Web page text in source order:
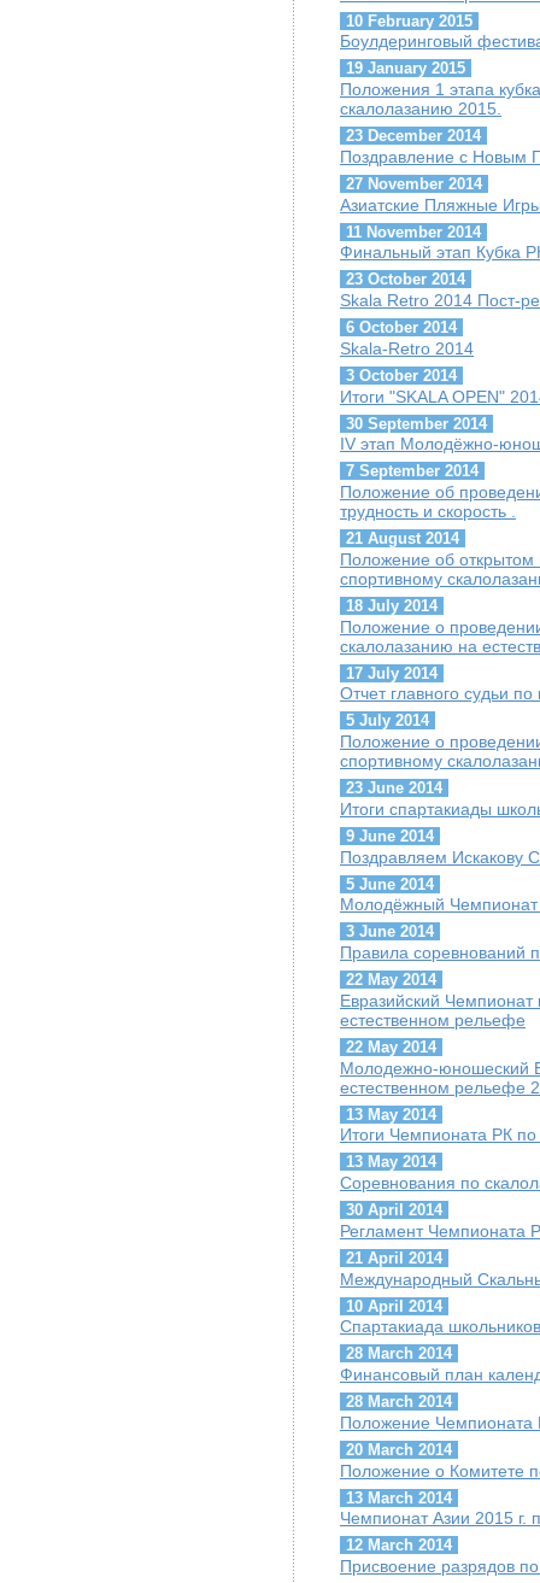
10 February 2015
Боулдеринговый
19 January 2015
Положения 1 этапа
скалолазанию 2015.
23 December 2014
Поздравление с Новым
27 November 2014
Азиатские Пляжные
11 November 2014
Финальный этап Кубка
23 October 2014
Skala Retro 2014 Пост-
6 October 2014
Skala-Retro 2014
3 October 2014
Итоги "SKALA OPEN"
30 September 2014
IV этап Молодёжно-
7 September 2014
Положение об
трудность и скорость .
21 August 2014
Положение об
спортивному
18 July 2014
Положение о
скалолазанию на
17 July 2014
Отчет главного судьи
5 July 2014
Положение о
спортивному
23 June 2014
Итоги спартакиады
9 June 2014
Поздравляем Искакову
5 June 2014
Молодёжный Чемпионат
3 June 2014
Правила соревнований
22 May 2014
Евразийский Чемпионат
естественном рельефе
22 May 2014
Молодежно-юношеский
естественном рельефе
13 May 2014
Итоги Чемпионата РК
13 May 2014
Cоревнования по
30 April 2014
Регламент Чемпионата
21 April 2014
Международный
10 April 2014
Спартакиада
28 March 2014
Финансовый план
28 March 2014
Положение Чемпионата
20 March 2014
Положение о Комитете
13 March 2014
Чемпионат Азии 2015 г.
12 March 2014
Присвоение разрядов